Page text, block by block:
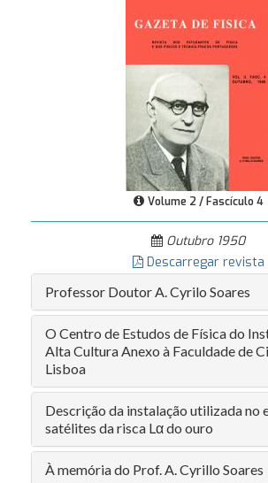
Volume 2 / Fascículo 4
Outubro 1950
Descarregar revista
Professor Doutor A. Cyrilo Soares
O Centro de Estudos de Física do
Alta Cultura Anexo à Faculdade de
Lisboa
Descrição da instalação utilizada no
satélites da risca Lα do ouro
À memória do Prof. A. Cyrillo Soares